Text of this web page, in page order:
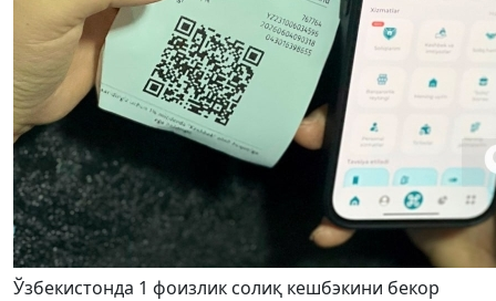
Ўзбекистонда 1 фоизлик солиқ кешбэкини бекор